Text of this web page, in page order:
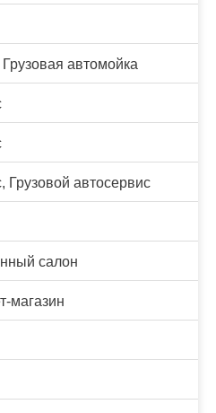
автомойка
Грузовой автосервис
салон
магазин